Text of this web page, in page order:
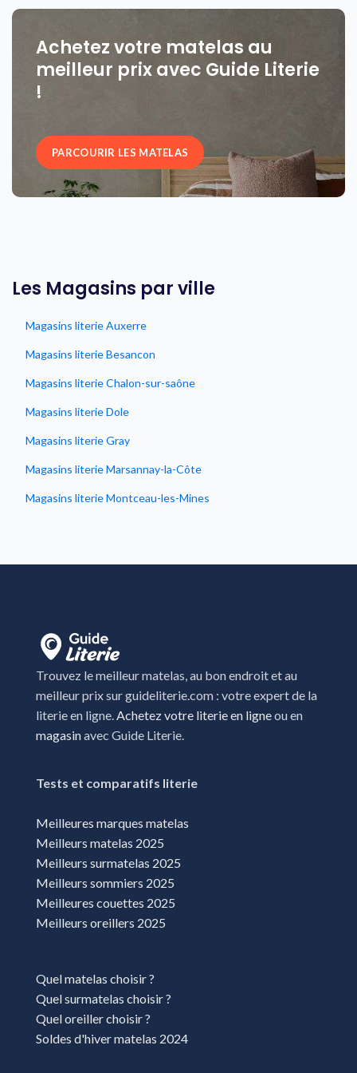
Achetez votre matelas au
meilleur prix avec Guide Literie
!
PARCOURIR LES MATELAS
Les Magasins par ville
Magasins literie Auxerre
Magasins literie Besancon
Magasins literie Chalon-sur-saône
Magasins literie Dole
Magasins literie Gray
Magasins literie Marsannay-la-Côte
Magasins literie Montceau-les-Mines
Trouvez le meilleur matelas, au bon endroit et au
meilleur prix sur guideliterie.com : votre expert de la
literie en ligne. Achetez votre literie en ligneou en
magasinavec Guide Literie.
Tests et comparatifs literie
Meilleures marques matelas
Meilleurs matelas 2025
Meilleurs surmatelas 2025
Meilleurs sommiers 2025
Meilleures couettes 2025
Meilleurs oreillers 2025
Quel matelas choisir ?
Quel surmatelas choisir ?
Quel oreiller choisir ?
Soldes d'hiver matelas 2024